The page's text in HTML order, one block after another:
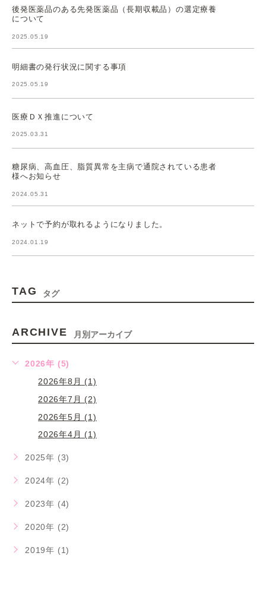
後発医薬品のある先発医薬品（長期収載品）の選定療養
について
2025.05.19
明細書の発行状況に関する事項
2025.05.19
医療ＤＸ推進について
2025.03.31
糖尿病、高血圧、脂質異常を主病で通院されている患者
様へお知らせ
2024.05.31
ネットで予約が取れるようになりました。
2024.01.19
TAG タグ
ARCHIVE 月別アーカイブ
2026年 (5)
2026年8月 (1)
2026年7月 (2)
2026年5月 (1)
2026年4月 (1)
2025年 (3)
2024年 (2)
2023年 (4)
2020年 (2)
2019年 (1)